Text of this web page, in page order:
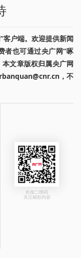
客户端。欢迎提供新闻
者也可通过央广网“啄
文章版权归属央广网
，不
长按二维码
关注精彩内容